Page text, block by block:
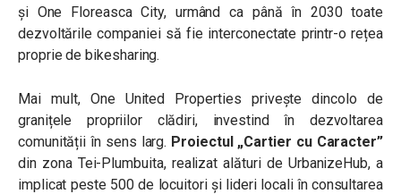
și One Floreasca City, urmând ca până în 2030 toate
dezvoltările companiei să fie interconectate printr-o rețea
proprie de bikesharing.
Mai mult, One United Properties privește dincolo de
granițele propriilor clădiri, investind în dezvoltarea
comunității în sens larg. Proiectul „Cartier cu Caracter”
din zona Tei-Plumbuita, realizat alături de UrbanizeHub, a
implicat peste 500 de locuitori și lideri locali în consultarea